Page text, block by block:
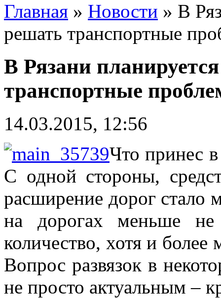
Главная » Новости » В
решать транспортные
В Рязани
транспортные
14.03.2015, 12:56
Что принес
С одной стороны,
расширение дорог стало
на дорогах меньше не
количество, хотя и
Вопрос развязок в
не просто актуальным –